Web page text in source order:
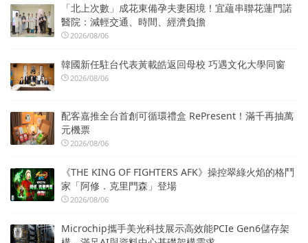
「北上次數」成花東備孕夫妻困境！宜蘊串聯花蓮門諾
醫院：減輕交通、時間、經濟負擔
2026/08/06
韓國新任駐台代表黃載皓返回母校 巧遇文化大學同窗
2026/08/06
配客嘉推全台首創可循環禮盒 RePresent！滿千再抽萬
元機票
2026/08/06
《THE KING OF FIGHTERS AFK》操控翠綠火焰的格鬥
家「阿修．克里門森」登場
2026/08/06
Microchip攜手美光科技展示高效能PCIe Gen6儲存架